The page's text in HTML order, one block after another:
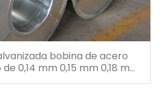
bobina de acero
0,14 mm 0,15 mm 0,18 mm
0,26 mm